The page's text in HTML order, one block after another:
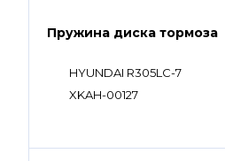
Пружина диска тормоза
HYUNDAI R305LC-7
XKAH-00127